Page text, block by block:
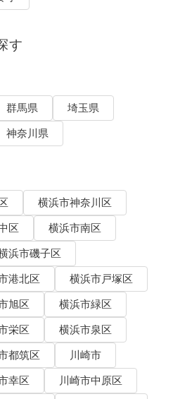
す
群馬県
埼玉県
神奈川県
横浜市神奈川区
区
横浜市南区
浜市磯子区
港北区
横浜市戸塚区
旭区
横浜市緑区
栄区
横浜市泉区
都筑区
川崎市
幸区
川崎市中原区